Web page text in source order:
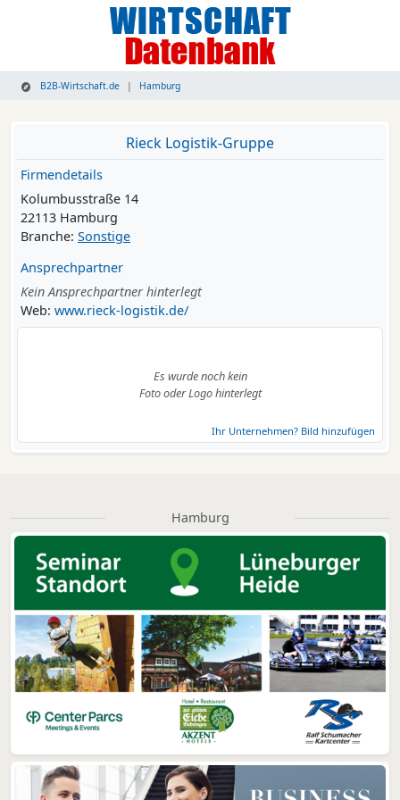
B2B-Wirtschaft.de Hamburg
Rieck Logistik-Gruppe
Firmendetails
Kolumbusstraße 14
22113 Hamburg
Branche: Sonstige
Ansprechpartner
Kein Ansprechpartner hinterlegt
Web: www.rieck-logistik.de/
Es wurde noch kein
Foto oder Logo hinterlegt
Ihr Unternehmen? Bild hinzufügen
Hamburg